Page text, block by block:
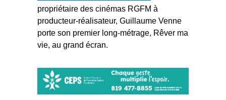
propriétaire des cinémas RGFM à
producteur-réalisateur, Guillaume Venne
porte son premier long-métrage, Rêver ma
vie, au grand écran.